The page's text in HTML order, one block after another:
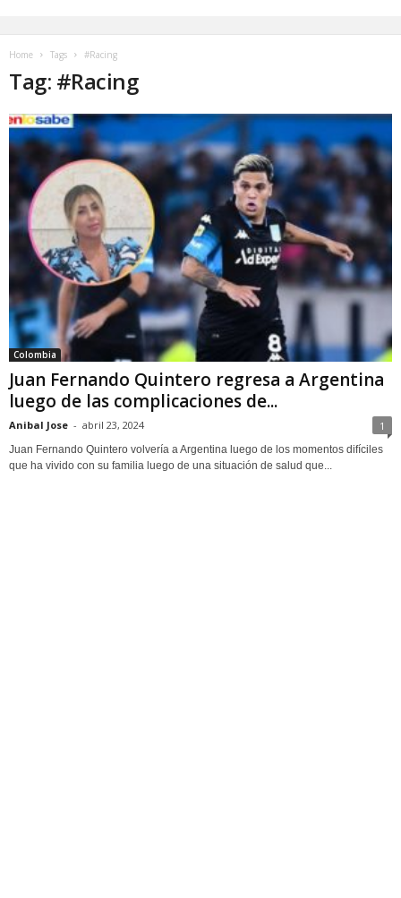
Home Tags #Racing
Tag: #Racing
Colombia
Juan Fernando Quintero regresa a Argentina
luego de las complicaciones de...
Anibal Jose - abril 23, 2024 1
Juan Fernando Quintero volvería a Argentina luego de los momentos difíciles
que ha vivido con su familia luego de una situación de salud que...